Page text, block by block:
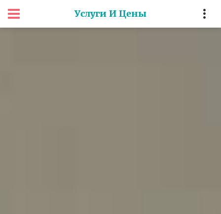
Услуги И Цены